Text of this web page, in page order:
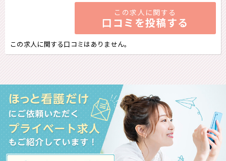
この求人に関する
口コミを投稿する
この求人に関する口コミはありません。